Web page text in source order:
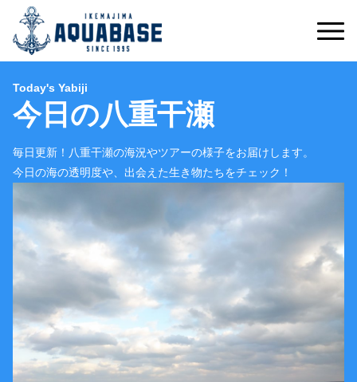
Today's Yabiji
今日の八重干瀬
毎日更新！八重干瀬の海況やツアーの様子をお届けします。
今日の海の透明度や、出会えた生き物たちをチェック！